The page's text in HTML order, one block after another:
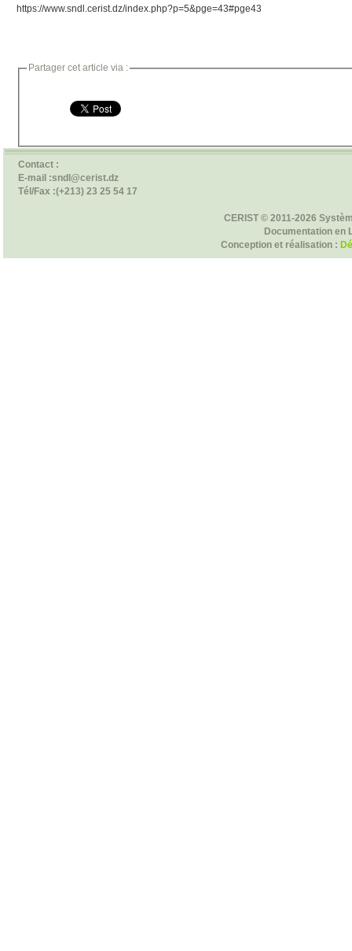
https://www.sndl.cerist.dz/index.php?p=5&pge=43#pge43
Partager cet article via :
Contact :
E-mail :sndl@cerist.dz
Tél/Fax :(+213) 23 25 54 17
CERIST © 2011-2026
Documentation en
Conception et réalisation :